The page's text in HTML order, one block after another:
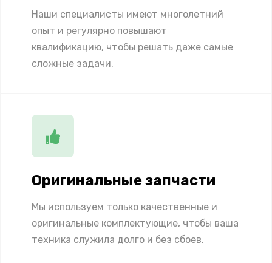
Наши специалисты имеют многолетний
опыт и регулярно повышают
квалификацию, чтобы решать даже самые
сложные задачи.
Оригинальные запчасти
Мы используем только качественные и
оригинальные комплектующие, чтобы ваша
техника служила долго и без сбоев.